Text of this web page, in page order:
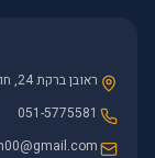
ראובן ברקת 24, חולון
051-5775581